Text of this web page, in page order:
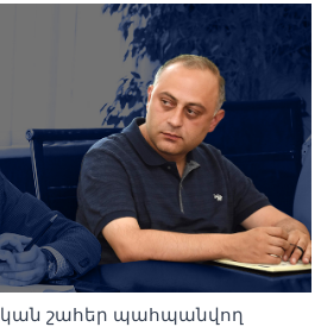
շահեր պահպանվող